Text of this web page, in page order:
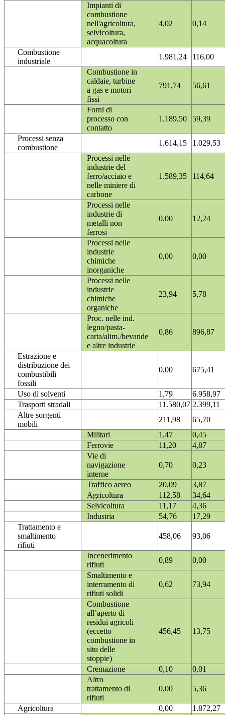
Impianti di
combustione
nell'agricoltura,
selvicoltura,
acquacoltura
4,02 0,14
Combustione
industriale
1.981,24
116,00
Combustione in
caldaie, turbine
a gas e motori
fissi
791,74 56,61
Forni di
processo con
contatto
1.189,50 59,39
Processi senza
combustione
1.614,15
1.029,53
Processi nelle
industrie del
ferro/acciaio e
nelle miniere di
carbone
1.589,35 114,64
Processi nelle
industrie di
metalli non
ferrosi
0,00 12,24
Processi nelle
industrie
chimiche
inorganiche
0,00 0,00
Processi nelle
industrie
chimiche
organiche
23,94 5,78
Proc. nelle ind.
legno/pasta-
carta/alim./bevande
e altre industrie
0,86 896,87
Estrazione e
distribuzione dei
combustibili
fossili
0,00 675,41
Uso di solventi 1,79
6.958,97
Trasporti stradali
11.580,07 2.399,11
Altre sorgenti
mobili
211,98
65,70
Militari
1,47
0,45
Ferrovie
11,20
4,87
Vie di
navigazione
interne
0,70 0,23
Traffico aereo 20,09
3,87
Agricoltura
112,58
34,64
Selvicoltura
11,17
4,36
Industria
54,76
17,29
Trattamento e
smaltimento
rifiuti
458,06 93,06
Incenerimento
rifiuti
0,89
0,00
Smaltimento e
interramento di
rifiuti solidi
0,62 73,94
Combustione
all’aperto di
residui agricoli
(eccetto
combustione in
situ delle
stoppie)
456,45 13,75
Cremazione 0,10
0,01
Altro
trattamento di
rifiuti
0,00 5,36
Agricoltura 0,00
1.872,27